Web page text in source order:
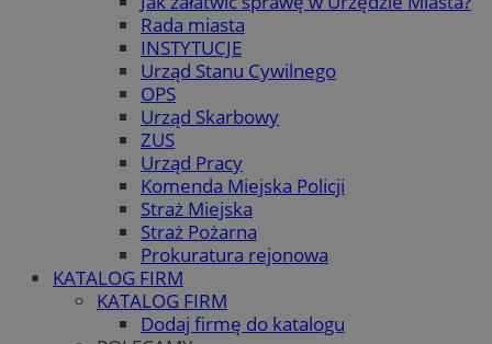
Rada miasta
INSTYTUCJE
Urząd Stanu Cywilnego
OPS
Urząd Skarbowy
ZUS
Urząd Pracy
Komenda Miejska Policji
Straż Miejska
Straż Pożarna
Prokuratura rejonowa
KATALOG FIRM
KATALOG FIRM
Dodaj firmę do katalogu